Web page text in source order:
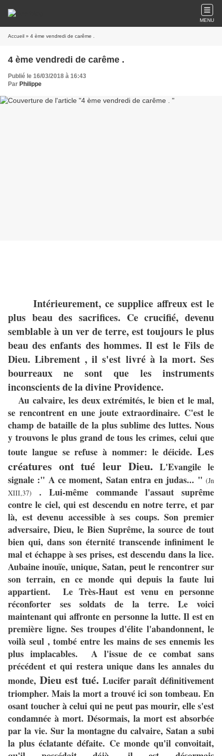
MENU
Accueil » 4 ème vendredi de carême .
4 ème vendredi de carême .
Publié le 16/03/2018 à 16:43
Par Philippe
Intérieurement, ce supplice affreux est le
plus beau des sacrifices. Ce crucifié, devenu
semblable à un ver de terre, est toujours le plus
beau des enfants des hommes. Il est le Fils de
Dieu. Librement , il s'est livré à la mort. Ses
bourreaux ne sont que les instruments
inconscients de la divine Providence.
Au calvaire, les deux extrémités, le bien et le mal,
se rencontrent en une joute extraordinaire. C'est le
champ de bataille de la plus sublime des luttes. Nous
y trouvons le plus grand de tous les crimes, celui que
toute langue se refuse à nommer: le déicide. Les
créatures ont tué leur Dieu. L'Evangile le
signale :" A ce moment, Satan entra en judas... " (Jn
XIII,37)
. Lui-même commande l'assaut suprême
contre le ciel, qui est descendu en notre terre, et par
là, est devenu accessible à ses coups. Son premier
adversaire, Dieu, le Bien Suprême, la source de tout
bien qui, dans son éternité transcende infiniment le
mal et échappe à ses prises, est descendu dans la lice.
Aubaine inouïe, unique, Satan, peut le rencontrer sur
son terrain, en ce monde qui depuis la faute lui
appartient. Le Très-Haut est venu en personne
réconforter ses soldats de la terre. Le voici
maintenant qui affronte en personne la lutte. Il est en
première ligne. Ses troupes d'élite l'abandonnent, le
voilà seul , tombé entre les mains de ses ennemis les
plus implacables. A l'issue de ce combat sans
précédent et qui restera unique dans les annales du
monde, Dieu est tué. Lucifer paraît définitivement
triompher. Mais la mort a trouvé ici son tombeau. En
osant toucher à celui qui ne peut pas mourir, elle s'est
condamnée à mort. Désormais, la mort est absorbée
par la vie. Sur la montagne du calvaire, Satan a subi
la plus éclatante défaite. Ce monde qu'il convoitait,